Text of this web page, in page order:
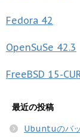
Fedora 42
OpenSuSe 42.3
FreeBSD 15-
最近の投稿
Ubuntuのバ